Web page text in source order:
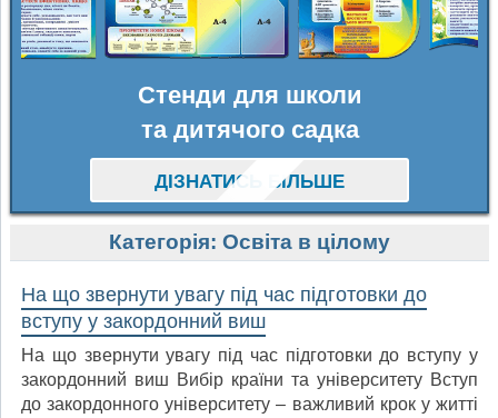
Стенди для школи
та дитячого садка
ДІЗНАТИСЬ БІЛЬШЕ
Категорія: Освіта в цілому
На що звернути увагу під час підготовки до
вступу у закордонний виш
На що звернути увагу під час підготовки до вступу у
закордонний виш Вибір країни та університету Вступ
до закордонного університету – важливий крок у житті